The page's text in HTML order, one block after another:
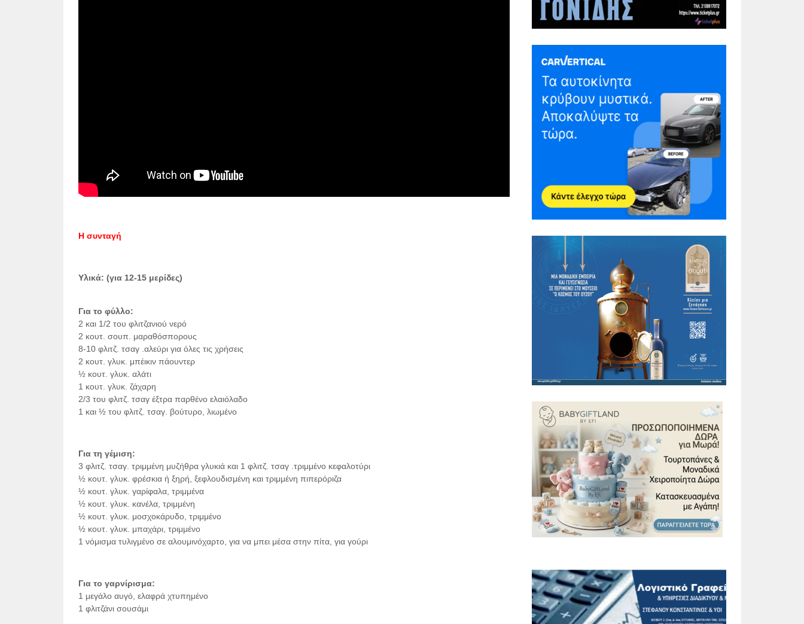
Η συνταγή
Υλικά: (για 12-15 μερίδες)
Για το φύλλο:
2 και 1/2 του φλιτζανιού νερό
2 κουτ. σουπ. μαραθόσπορους
8-10 φλιτζ. τσαγ .αλεύρι για όλες τις χρήσεις
2 κουτ. γλυκ. μπέικιν πάουντερ
½ κουτ. γλυκ. αλάτι
1 κουτ. γλυκ. ζάχαρη
2/3 του φλιτζ. τσαγ έξτρα παρθένο ελαιόλαδο
1 και ½ του φλιτζ. τσαγ. βούτυρο, λιωμένο
Για τη γέμιση:
3 φλιτζ. τσαγ. τριμμένη μυζήθρα γλυκιά και 1 φλιτζ. τσαγ .τριμμένο κεφαλοτύρι
½ κουτ. γλυκ. φρέσκια ή ξηρή, ξεφλουδισμένη και τριμμένη πιπερόριζα
½ κουτ. γλυκ. γαρίφαλα, τριμμένα
½ κουτ. γλυκ. κανέλα, τριμμένη
½ κουτ. γλυκ. μοσχοκάρυδο, τριμμένο
½ κουτ. γλυκ. μπαχάρι, τριμμένο
1 νόμισμα τυλιγμένο σε αλουμινόχαρτο, για να μπει μέσα στην πίτα, για γούρι
Για το γαρνίρισμα:
1 μεγάλο αυγό, ελαφρά χτυπημένο
1 φλιτζάνι σουσάμι